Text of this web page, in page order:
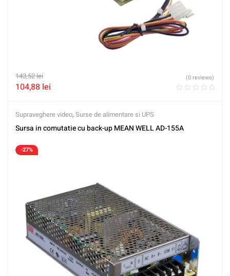
143,52lei
104,88 lei
(0 reviews)
Supraveghere video, Surse de alimentare si UPS
Sursa in comutatie cu back-up MEAN WELL AD-155A
-27%